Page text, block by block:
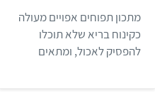
8
מ
ת
ו
ך
מתכון תפוחים אפויים מעולה
כקינוח בריא שלא תוכלו
להפסיק לאכול, ומתאים